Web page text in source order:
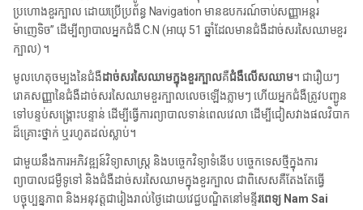
ប្រហោងខួរក្បាល ដោយប្រើប្រព័ន្ធ Navigation មានឧបករណ៍ចាប់សញ្ញាអន្តរ
ម៉ាញេទិច” ដើម្បីព្យាបាលអ្នកជំងឺ C.N (អាយុ 51 ឆ្នាំដែលមានជំងឺដាច់សរសៃឈាមខួរ
ក្បាល) ។
មូលហេតុចម្បងនៃជំងឺដាច់សរសៃឈាមក្នុងខួរក្បាលគឺជំងឺលើសឈាម។ ជារឿយៗ
រោគសញ្ញានៃជំងឺដាច់សរសៃឈាមខួរក្បាលលេចឡើងភ្លាមៗ ហើយអ្នកជំងឺត្រូវបញ្ជូន
ទៅបន្ទប់សង្គ្រោះបន្ទាន់ ដើម្បីធ្វើការព្យាបាលទាន់ពេលវេលា ដើម្បីជៀសវាងផលវិបាក
ដ៏គ្រោះថ្នាក់ ឬរហូតដល់ស្លាប់។
ជាមួយនឹងការអភិវឌ្ឍន៍វិទ្យាសាស្ត្រ និងបច្ចេកវិទ្យាទំនើប បច្ចេកទេសថ្មីក្នុងការ
ព្យាបាលជម្ងឺទូទៅ និងជំងឺដាច់សរសៃឈាមក្នុងខួរក្បាល ជាពិសេសគឺតែងតែធ្វើ
បច្ចុប្បន្នភាព និងអនុវត្តជារៀងរាល់ថ្ងៃដោយវេជ្ជបណ្ឌិតនៅមន្ទីរពេទ្យ Nam Sai